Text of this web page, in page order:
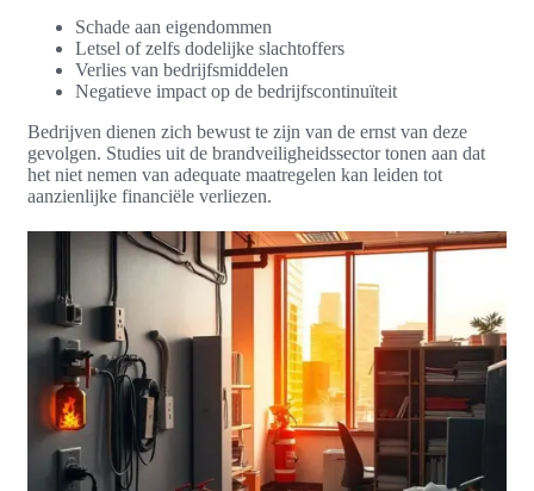
Schade aan eigendommen
Letsel of zelfs dodelijke slachtoffers
Verlies van bedrijfsmiddelen
Negatieve impact op de bedrijfscontinuïteit
Bedrijven dienen zich bewust te zijn van de ernst van deze
gevolgen. Studies uit de brandveiligheidssector tonen aan dat
het niet nemen van adequate maatregelen kan leiden tot
aanzienlijke financiële verliezen.